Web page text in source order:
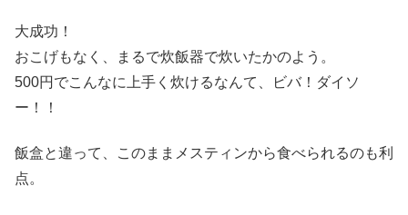
大成功！
おこげもなく、まるで炊飯器で炊いたかのよう。
500円でこんなに上手く炊けるなんて、ビバ！ダイソ
ー！！
飯盒と違って、このままメスティンから食べられるのも利
点。